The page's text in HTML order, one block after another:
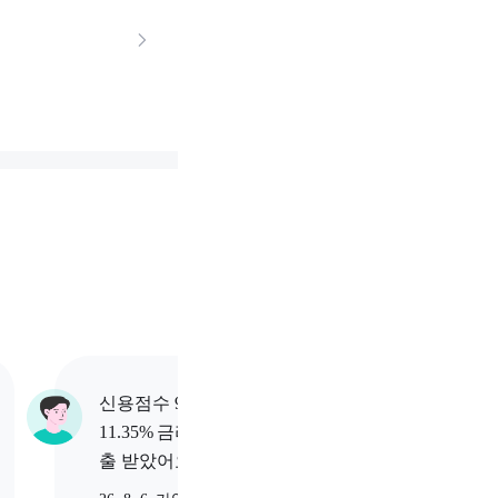
신용점수 977점 고객님이
11.35% 금리로 2,080만원 대
출 받았어요.